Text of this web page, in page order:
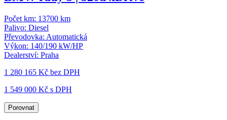
Počet km: 13700 km
Palivo: Diesel
Převodovka: Automatická
Výkon: 140/190 kW/HP
Dealerství: Praha
1 280 165 Kč bez DPH
1 549 000 Kč s DPH
Porovnat